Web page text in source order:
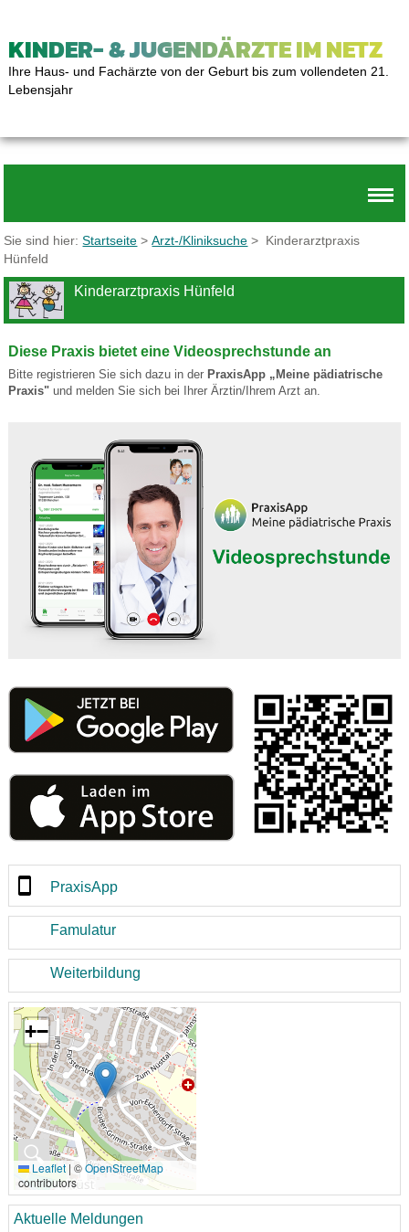
KINDER- & JUGENDÄRZTE IM NETZ
Ihre Haus- und Fachärzte von der Geburt bis zum vollendeten 21.
Lebensjahr
Sie sind hier:Startseite >Arzt-/Kliniksuche > Kinderarztpraxis
Hünfeld
Kinderarztpraxis Hünfeld
Diese Praxis bietet eine Videosprechstunde an
Bitte registrieren Sie sich dazu in der PraxisApp „Meine pädiatrische
Praxis"und melden Sie sich bei Ihrer Ärztin/Ihrem Arzt an.
PraxisApp
Famulatur
Weiterbildung
🔍
+−
Leaflet | ©OpenStreetMap
contributors
Aktuelle Meldungen